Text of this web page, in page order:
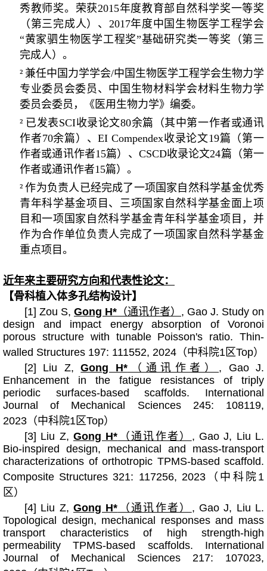
秀教师奖。 荣获2015年度教育部自然科学奖一等奖
（第三完成人）、 2017年度中国生物医学工程学会
“黄家驷生物医学工程奖”基础研究类一等奖 （第三
完成人）。
² 兼任中国力学学会/中国生物医学工程学会生物力学
专业委员会委员、中国生物材料学会材料生物力学
委员会委员，《医用生物力学》编委。
² 已发表SCI收录论文80余篇（其中第一作者或通讯
作者70余篇）、EI Compendex收录论文19篇（第一
作者或通讯作者15篇）、 CSCD收录论文24篇（第一
作者或通讯作者15篇）。
² 作为负责人已经完成了一项国家自然科学基金优秀
青年科学基金项目、三项国家自然科学基金面上项
目和一项国家自然科学基金青年科学基金项目，并
作为合作单位负责人完成了一项国家自然科学基金
重点项目。
近年来主要研究方向和代表性论文：
【骨科植入体多孔结构设计】
[1] Zou S, Gong H* （通讯作者） , Gao J. Study on
design and impact energy absorption of Voronoi
porous structure with tunable Poisson's ratio. Thin-
walled Structures 197: 111552, 2024（中科院1区Top）
[2] Liu Z,Gong H*（通讯作者） , Gao J.
Enhancement in the fatigue resistances of triply
periodic surfaces-based scaffolds. International
Journal of Mechanical Sciences 245: 108119,
2023（中科院1区Top）
[3] Liu Z, Gong H* （通讯作者） , Gao J, Liu L.
Bio-inspired design, mechanical and mass-transport
characterizations of orthotropic TPMS-based scaffold.
Composite Structures 321: 117256, 2023（中科院1
区）
[4] Liu Z, Gong H* （通讯作者） , Gao J, Liu L.
Topological design, mechanical responses and mass
transport characteristics of high strength-high
permeability TPMS-based scaffolds. International
Journal of Mechanical Sciences 217: 107023,